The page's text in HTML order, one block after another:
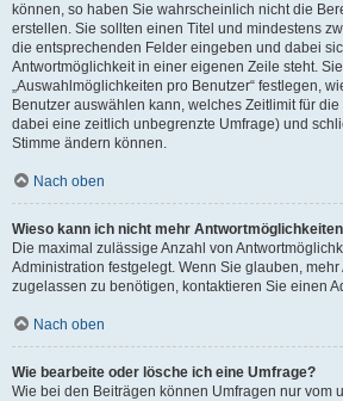
können, so haben Sie wahrscheinlich nicht die
erstellen. Sie sollten einen Titel und mindestens
die entsprechenden Felder eingeben und dabei
Antwortmöglichkeit in einer eigenen Zeile steht.
„Auswahlmöglichkeiten pro Benutzer“ festlegen,
Benutzer auswählen kann, welches Zeitlimit für
dabei eine zeitlich unbegrenzte Umfrage) und
Stimme ändern können.
Nach oben
Wieso kann ich nicht mehr
Die maximal zulässige Anzahl von
Administration festgelegt. Wenn Sie glauben,
zugelassen zu benötigen, kontaktieren Sie einen
Nach oben
Wie bearbeite oder lösche ich eine Umfrage?
Wie bei den Beiträgen können Umfragen nur vom